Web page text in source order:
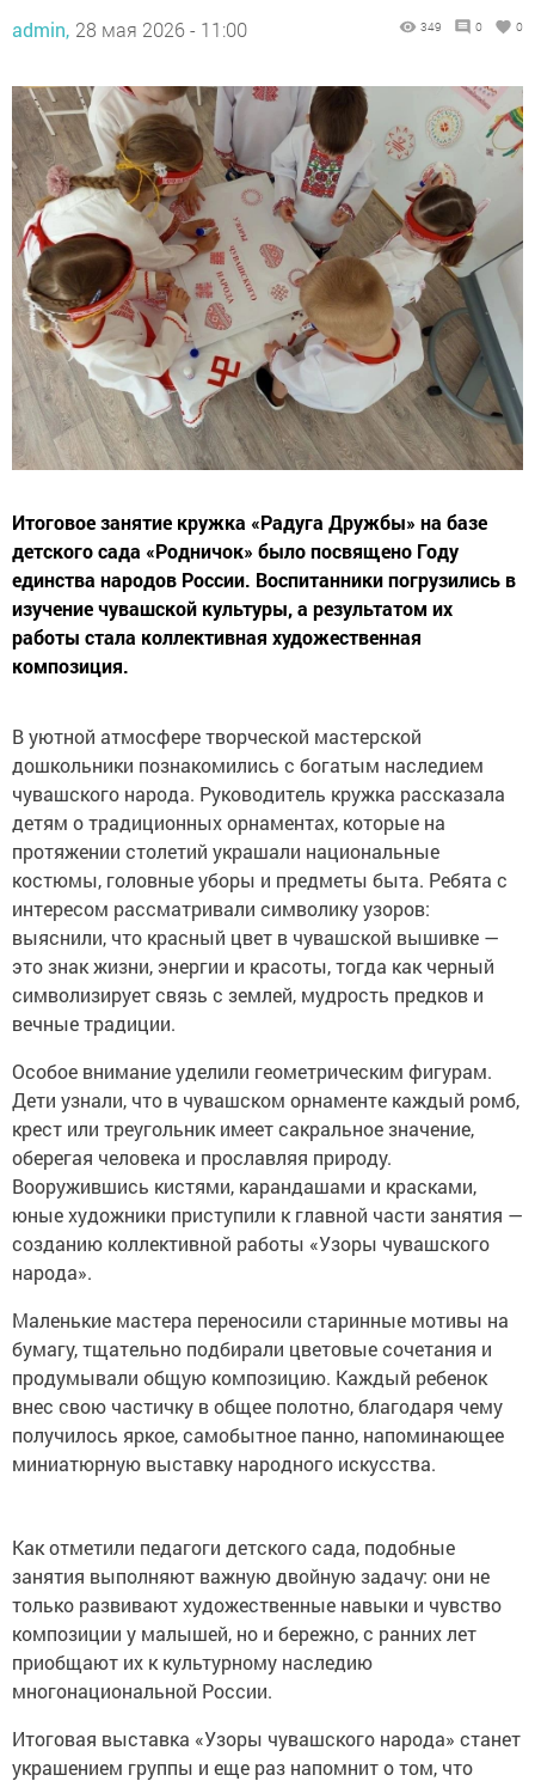
admin, 28 мая 2026 - 11:00 349 0 0
Итоговое занятие кружка «Радуга Дружбы» на базе
детского сада «Родничок» было посвящено Году
единства народов России. Воспитанники погрузились в
изучение чувашской культуры, а результатом их
работы стала коллективная художественная
композиция.
В уютной атмосфере творческой мастерской
дошкольники познакомились с богатым наследием
чувашского народа. Руководитель кружка рассказала
детям о традиционных орнаментах, которые на
протяжении столетий украшали национальные
костюмы, головные уборы и предметы быта. Ребята с
интересом рассматривали символику узоров:
выяснили, что красный цвет в чувашской вышивке —
это знак жизни, энергии и красоты, тогда как черный
символизирует связь с землей, мудрость предков и
вечные традиции.
Особое внимание уделили геометрическим фигурам.
Дети узнали, что в чувашском орнаменте каждый ромб,
крест или треугольник имеет сакральное значение,
оберегая человека и прославляя природу.
Вооружившись кистями, карандашами и красками,
юные художники приступили к главной части занятия —
созданию коллективной работы «Узоры чувашского
народа».
Маленькие мастера переносили старинные мотивы на
бумагу, тщательно подбирали цветовые сочетания и
продумывали общую композицию. Каждый ребенок
внес свою частичку в общее полотно, благодаря чему
получилось яркое, самобытное панно, напоминающее
миниатюрную выставку народного искусства.
Как отметили педагоги детского сада, подобные
занятия выполняют важную двойную задачу: они не
только развивают художественные навыки и чувство
композиции у малышей, но и бережно, с ранних лет
приобщают их к культурному наследию
многонациональной России.
Итоговая выставка «Узоры чувашского народа» станет
украшением группы и еще раз напомнит о том, что